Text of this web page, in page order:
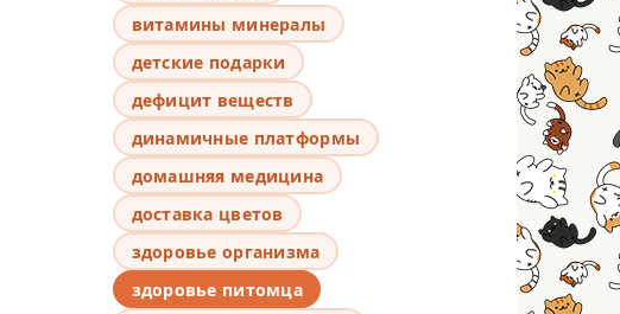
витамины минералы
детские подарки
дефицит веществ
динамичные платформы
домашняя медицина
доставка цветов
здоровье организма
здоровье питомца